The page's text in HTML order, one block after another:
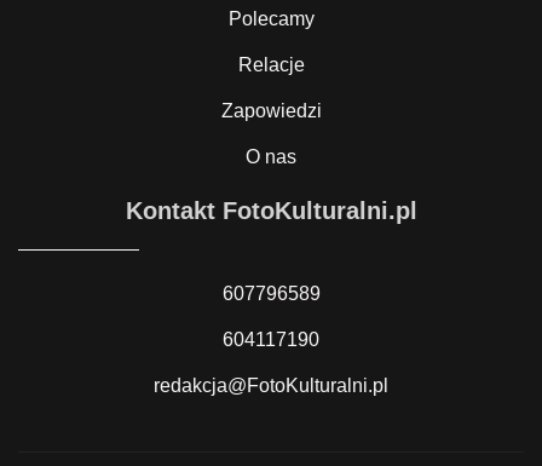
Polecamy
Relacje
Zapowiedzi
O nas
Kontakt FotoKulturalni.pl
607796589
604117190
redakcja@FotoKulturalni.pl